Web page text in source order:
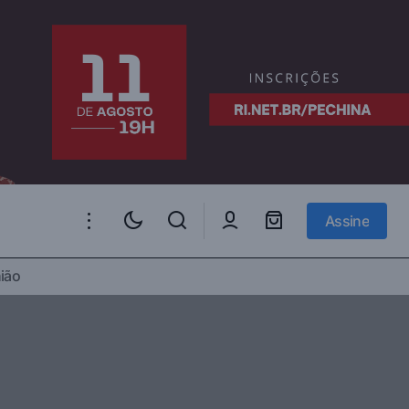
Assine
na Líbia – 17
Manning – 18 de fevereiro de 2010